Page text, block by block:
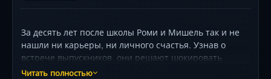
За десять лет после школы Роми и Мишель так и не
нашли ни карьеры, ни личного счастья. Узнав о
встрече выпускников, они решают шокировать
бывших одноклассников выдуманными успехами:
Читать полностью